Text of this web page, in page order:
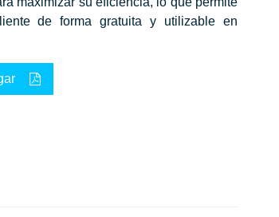
de forma gratuita y utilizable en